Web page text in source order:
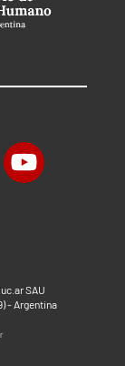
SAU
- Argentina